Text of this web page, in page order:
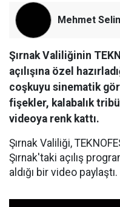
Mehmet
Şırnak Valiliğinin
açılışına özel
coşkuyu sinematik
fişekler, kalabalık
videoya renk kattı.
Şırnak Valiliği,
Şırnak'taki açılış
aldığı bir video paylaştı.